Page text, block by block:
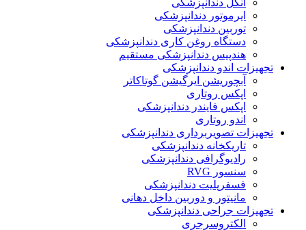
آنگل دندانپزشکی
ایرموتور دندانپزشکی
توربین دندانپزشکی
دستگاه روغن کاری دندانپزشکی
هندپیس دندانپزشکی مستقیم
تجهیزات اندو دندانپزشکی
آبچوریشن ایرگیشن گوتاکاتر
اپکس روتاری
اپکس فایندر دندانپزشکی
اندو روتاری
تجهیزات تصویربرداری دندانپزشکی
تاریکخانه دندانپزشکی
رادیوگرافی دندانپزشکی
سنسور RVG
فسفرپلیت دندانپزشکی
مانیتور و دوربین داخل دهانی
تجهیزات جراحی دندانپزشکی
الکتروسرجری